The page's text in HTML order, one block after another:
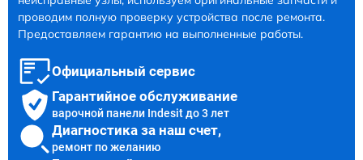
проводим полную проверку устройства после ремонта.
Предоставляем гарантию на выполненные работы.
Официальный сервис
Гарантийное обслуживание
варочной панели Indesit до 3 лет
Диагностика за наш счет,
ремонт по желанию